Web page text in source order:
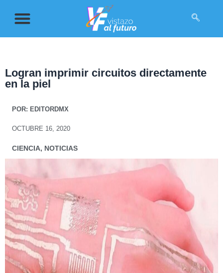
Logran imprimir circuitos directamente
en la piel
POR: EDITORDMX
OCTUBRE 16, 2020
CIENCIA, NOTICIAS